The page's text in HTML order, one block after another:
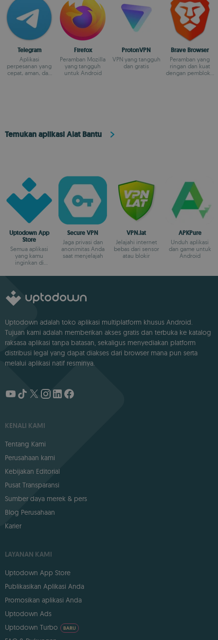
Telegram
Aplikasi
perpesanan yang
cepat, aman, dan
Firefox
Peramban Mozilla
yang tangguh
untuk Android
ProtonVPN
VPN yang tangguh
dan gratis
Brave Browser
Peramban yang
ringan dan kuat
dengan pemblokir
Temukan aplikasi Alat Bantu
Uptodown App
Store
Semua aplikasi
yang kamu
inginkan di
Secure VPN
Jaga privasi dan
anonimitas Anda
saat menjelajah
VPN.lat
Jelajahi internet
bebas dari sensor
atau blokir
APKPure
Unduh aplikasi
dan game untuk
Android
Uptodown adalah toko aplikasi multiplatform khusus Android.
Tujuan kami adalah memberikan akses gratis dan terbuka ke katalog
raksasa aplikasi tanpa batasan, sekaligus menyediakan platform
distribusi legal yang dapat diakses dari browser mana pun serta
melalui aplikasi natif resminya.
KENALI KAMI
Tentang Kami
Perusahaan kami
Kebijakan Editorial
Pusat Transparansi
Sumber daya merek & pers
Blog Perusahaan
Karier
LAYANAN KAMI
Uptodown App Store
Publikasikan Aplikasi Anda
Promosikan aplikasi Anda
Uptodown Ads
Uptodown Turbo
BARU